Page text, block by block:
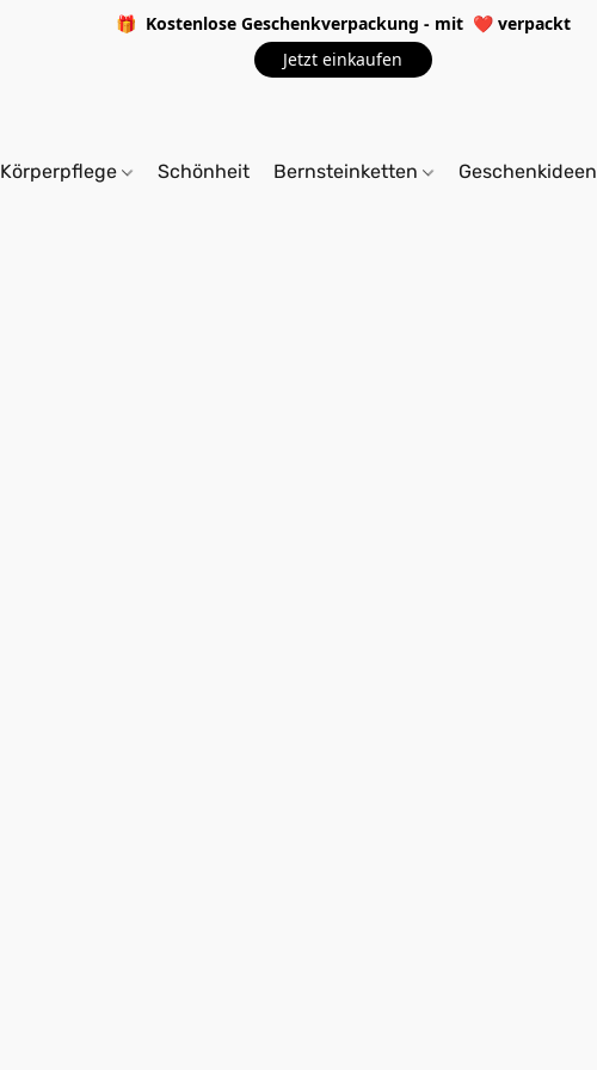
🎁 Kostenlose Geschenkverpackung - mit ❤️verpackt
Jetzt einkaufen
Körperpflege Schönheit Bernsteinketten Geschenkideen